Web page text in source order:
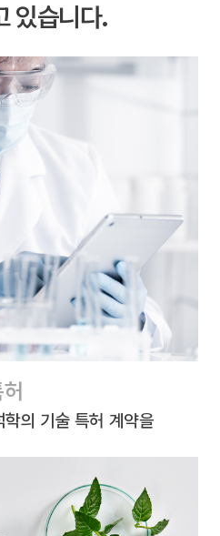
있습니다.
의 기술 특허 계약을